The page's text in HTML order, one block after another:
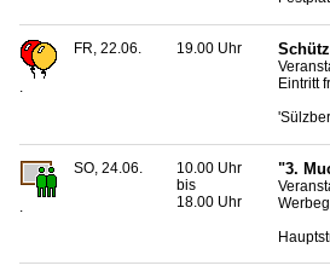
.
FR, 22.06. 19.00 Uhr
Eintritt
SO, 24.06.
10.00 Uhr
bis
18.00 Uhr
"3.